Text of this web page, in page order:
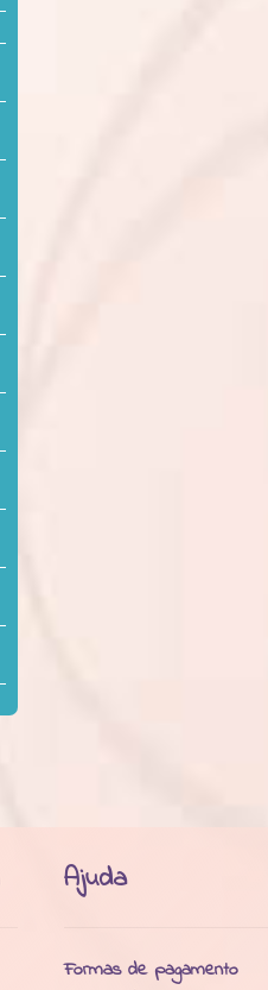
Ajuda
Formas de pagamento